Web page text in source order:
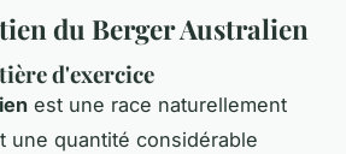
du Berger Australien
d'exercice
est une race naturellement
une quantité considérable